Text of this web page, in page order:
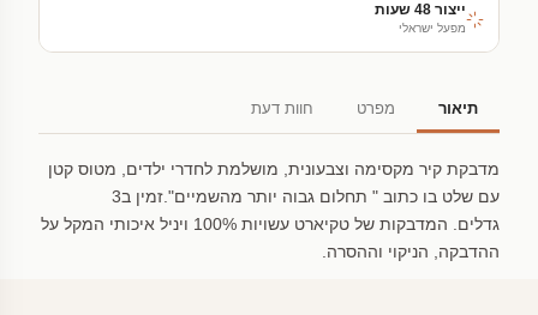
ייצור 48 שעות
מפעל ישראלי
תיאור מפרט חוות דעת
מדבקת קיר מקסימה וצבעונית, מושלמת לחדרי ילדים, מטוס קטן
עם שלט בו כתוב " תחלום גבוה יותר מהשמיים".זמין ב3
גדלים. המדבקות של טקיארט עשויות 100% ויניל איכותי המקל על
ההדבקה, הניקוי וההסרה.